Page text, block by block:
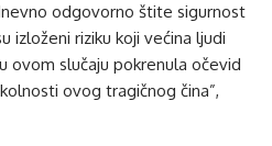
odgovorno štite sigurnost
izloženi riziku koji većina ljudi
ovom slučaju pokrenula očevid
ovog tragičnog čina”,